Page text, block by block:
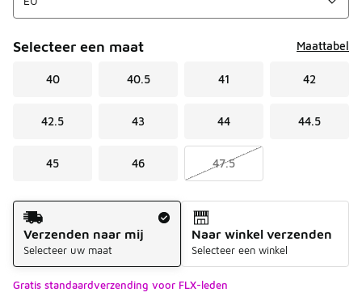
Selecteer een maat Maattabel
40 40.5 41 42
42.5 43 44 44.5
45 46 47.5
Verzendmethode
Verzenden naar mij
Selecteer uw maat
Naar winkel verzenden
Selecteer een winkel
Gratis standaardverzending voor FLX-leden